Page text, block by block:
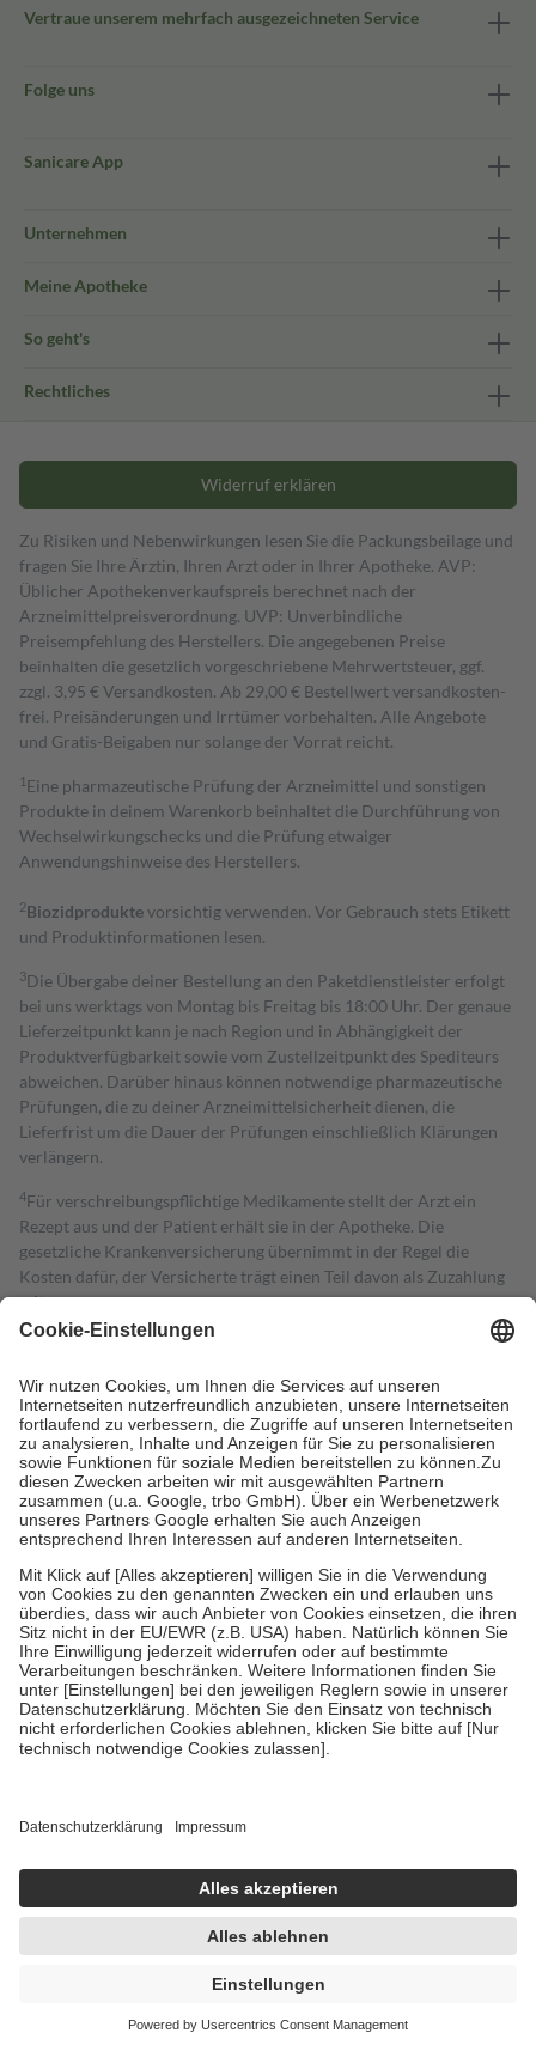
Vertraue unserem mehrfach ausgezeichneten Service
Folge uns
Sanicare App
Unternehmen
Meine Apotheke
So geht's
Rechtliches
Widerruf erklären
Zu Risiken und Nebenwirkungen lesen Sie die Packungsbeilage und
fragen Sie Ihre Ärztin, Ihren Arzt oder in Ihrer Apotheke. AVP:
Üblicher Apothekenverkaufspreis berechnet nach der
Arzneimittelpreisverordnung. UVP: Unverbindliche
Preisempfehlung des Herstellers. Die angegebenen Preise
beinhalten die gesetzlich vorgeschriebene Mehrwertsteuer, ggf.
zzgl. 3,95 € Versandkosten. Ab 29,00 € Bestell­wert versand­kosten­
frei. Preisänderungen und Irrtümer vorbehalten. Alle Angebote
und Gratis-Beigaben nur solange der Vorrat reicht.
1 Eine pharmazeutische Prüfung der Arzneimittel und sonstigen
Produkte in deinem Warenkorb beinhaltet die Durchführung von
Wechselwirkungschecks und die Prüfung etwaiger
Anwendungshinweise des Herstellers.
2Biozidproduktevorsichtig verwenden. Vor Gebrauch stets Etikett
und Produktinformationen lesen.
3Die Übergabe deiner Bestellung an den Paketdienstleister erfolgt
bei uns werktags von Montag bis Freitag bis 18:00 Uhr. Der genaue
Lieferzeitpunkt kann je nach Region und in Abhängigkeit der
Produktverfügbarkeit sowie vom Zustellzeitpunkt des Spediteurs
abweichen. Darüber hinaus können notwendige pharmazeutische
Prüfungen, die zu deiner Arzneimittelsicherheit dienen, die
Lieferfrist um die Dauer der Prüfungen einschließlich Klärungen
verlängern.
4Für verschreibungspflichtige Medikamente stellt der Arzt ein
Rezept aus und der Patient erhält sie in der Apotheke. Die
gesetzliche Krankenversicherung übernimmt in der Regel die
Kosten dafür, der Versicherte trägt einen Teil davon als Zuzahlung
mit.
Grundsätzlich leisten Mitglieder Zuzahlungen in Höhe von zehn
höchstens zehn Euro.
Es sind jedoch nie mehr als die tatsächlichen
Kosten der Leistung zu entrichten.
Diese Regeln gelten grundsätzlich auch für Online-Apotheken.
Bei Heilmitteln und häuslicher Krankenpflege beträgt die
Zuzahlung zehn Prozent der Kosten sowie zehn Euro je
Verordnung.
Um das Engagement der Versicherten für ihre eigene Gesundheit zu
stärken und die besondere Stellung der Familie zu unterstützen,
fallenkeine Zuzahlungenan bei:
• Kindern und Jugendlichen bis zum vollendeten 18. Lebensjahr
mit Ausnahme der Fahrkosten
• Untersuchungen zur Vorsorge und Früherkennung, die von der
GKV getragen werden
• empfohlenen Schutzimpfungen
• Harn- und Blutteststreifen
getroffen, um sicherzustellen, dass es sich um echte Bewertungen
https://help.etrusted.com/hc/de/articles/4419944605341
Einige Bilder und Inhalte wurden unter Zuhilfenahme künstlicher